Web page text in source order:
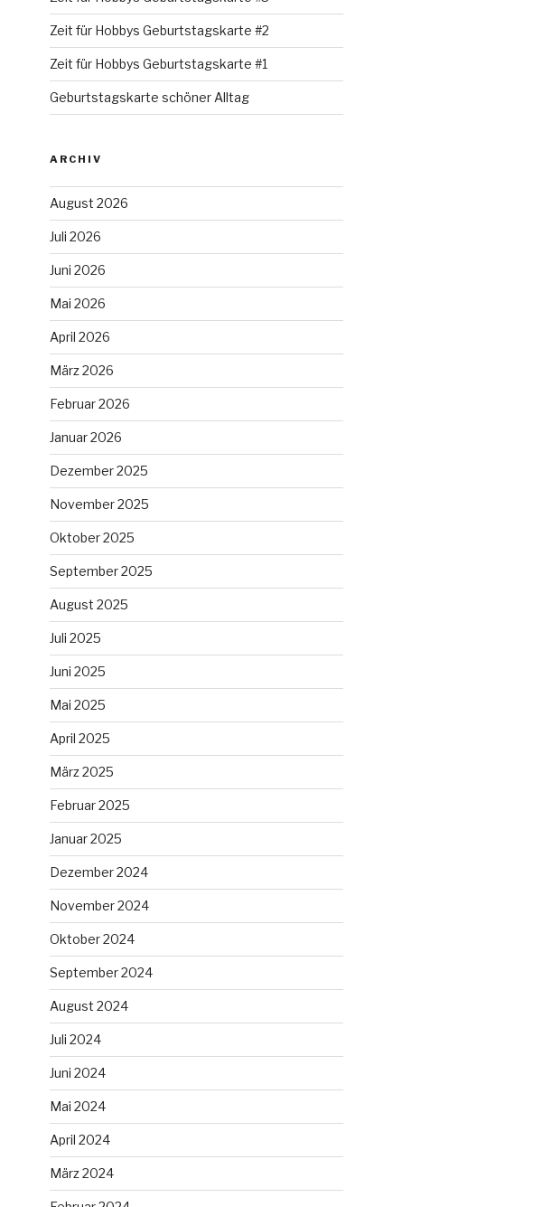
Zeit für Hobbys Geburtstagskarte #2
Zeit für Hobbys Geburtstagskarte #1
Geburtstagskarte schöner Alltag
ARCHIV
August 2026
Juli 2026
Juni 2026
Mai 2026
April 2026
März 2026
Februar 2026
Januar 2026
Dezember 2025
November 2025
Oktober 2025
September 2025
August 2025
Juli 2025
Juni 2025
Mai 2025
April 2025
März 2025
Februar 2025
Januar 2025
Dezember 2024
November 2024
Oktober 2024
September 2024
August 2024
Juli 2024
Juni 2024
Mai 2024
April 2024
März 2024